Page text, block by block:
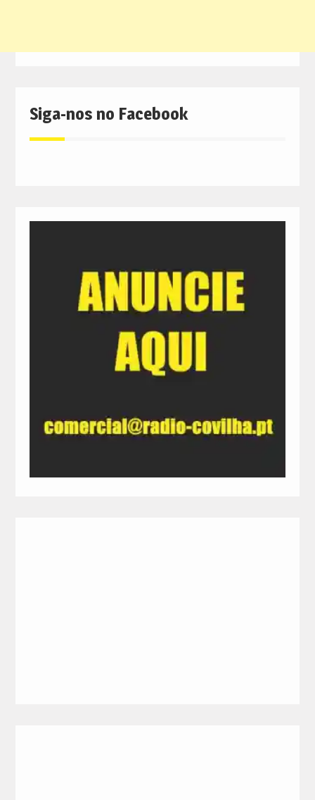
Siga-nos no Facebook